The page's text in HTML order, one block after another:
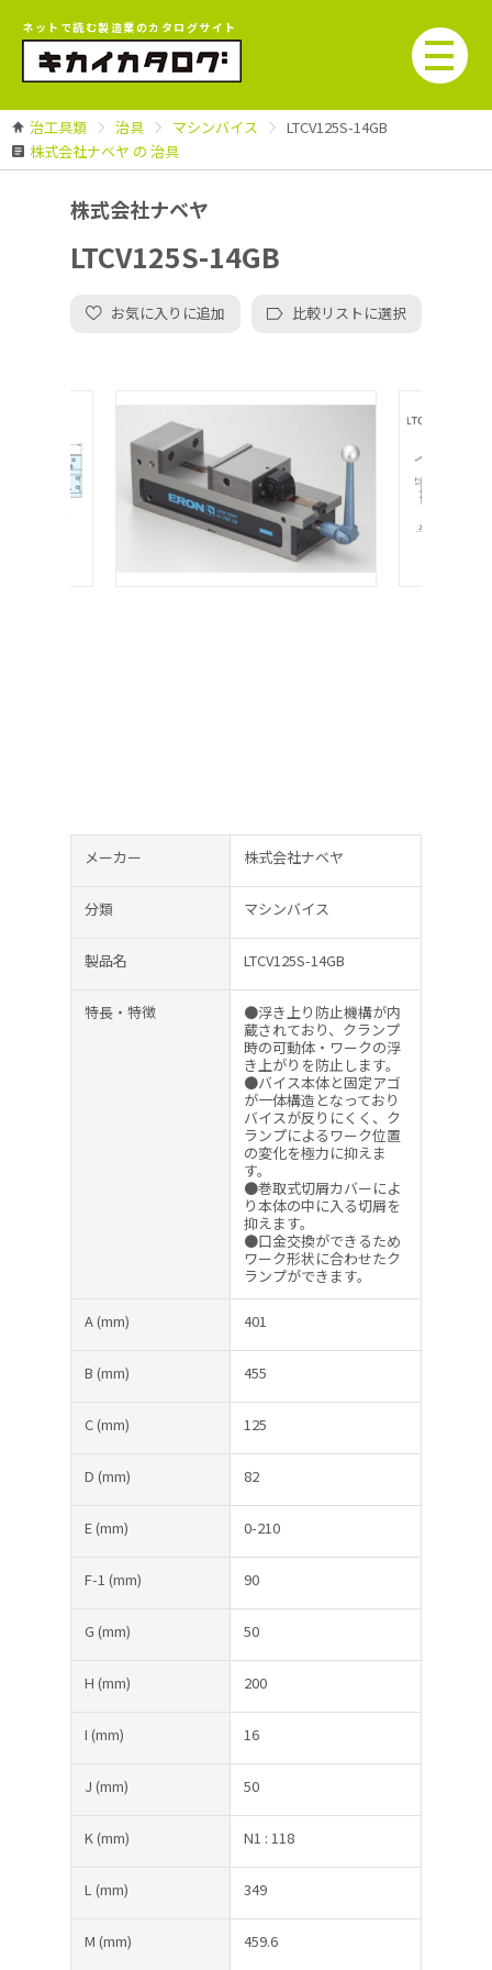
ネットで読む製造業のカタログサイト
治工具類 治具 マシンバイス
LTCV125S-14GB
株式会社ナベヤ の 治具
株式会社ナベヤ
LTCV125S-14GB
お気に入りに追加 比較リストに選択
メーカー 株式会社ナベヤ
分類 マシンバイス
製品名 LTCV125S-14GB
特長・特徴
●浮き上り防止機構が内
蔵されており、クランプ
時の可動体・ワークの浮
き上がりを防止します。
●バイス本体と固定アゴ
が一体構造となっており
バイスが反りにくく、ク
ランプによるワーク位置
の変化を極力に抑えま
す。
●巻取式切屑カバーによ
り本体の中に入る切屑を
抑えます。
●口金交換ができるため
ワーク形状に合わせたク
ランプができます。
A(mm) 401
B (mm) 455
C(mm) 125
D (mm) 82
E(mm) 0-210
F-1 (mm) 90
G (mm) 50
H (mm) 200
I (mm) 16
J (mm) 50
K (mm) N1 : 118
L (mm) 349
M (mm) 459.6